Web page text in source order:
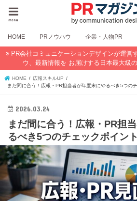
menu
HOME PRノウハウ 企業・人物PR
PR会社コミュニケーションデザインが運営
ウ、最新情報を お届けする日本最大級
HOME
広報スキルUP
まだ間に合う！広報・PR担当者が年度末にやるべき5つの
2026.03.24
まだ間に合う！広報・PR担
るべき5つのチェックポイント